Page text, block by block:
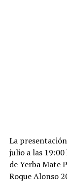
La
julio a las
de Yerba Mate
Roque Alonso